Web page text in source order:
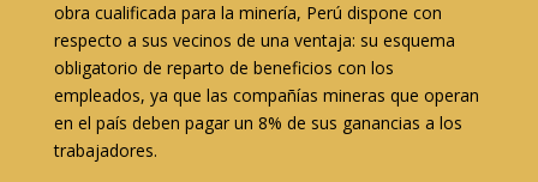
obra cualificada para la minería, Perú dispone con
respecto a sus vecinos de una ventaja: su esquema
obligatorio de reparto de beneficios con los
empleados, ya que las compañías mineras que operan
en el país deben pagar un 8% de sus ganancias a los
trabajadores.